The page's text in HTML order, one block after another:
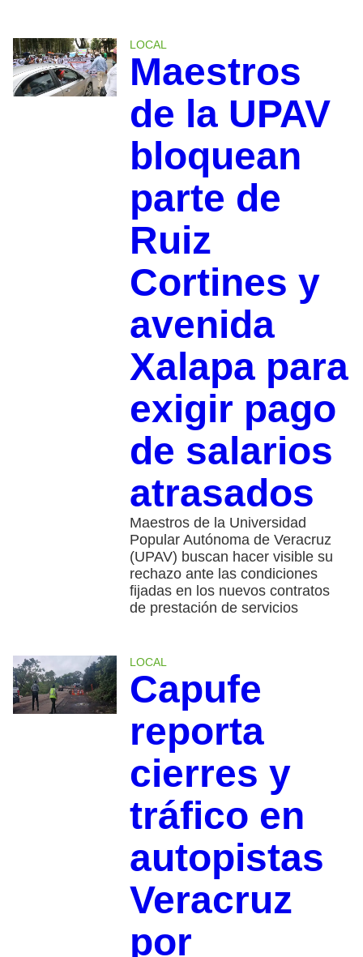
LOCAL
Maestros
de la UPAV
bloquean
parte de
Ruiz
Cortines y
avenida
Xalapa para
exigir pago
de salarios
atrasados
Maestros de la Universidad
Popular Autónoma de Veracruz
(UPAV) buscan hacer visible su
rechazo ante las condiciones
fijadas en los nuevos contratos
de prestación de servicios
LOCAL
Capufe
reporta
cierres y
tráfico en
autopistas
Veracruz
por